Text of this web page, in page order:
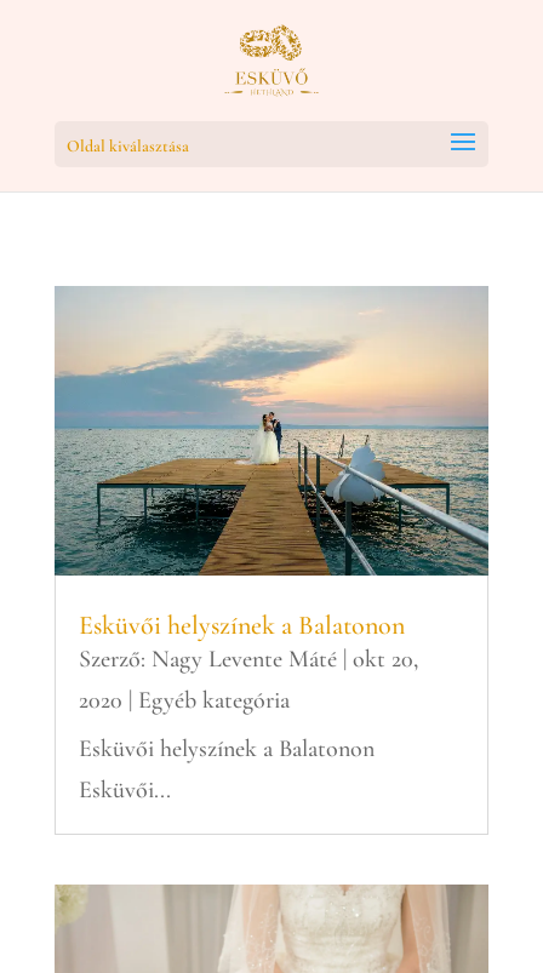
Oldal kiválasztása
Esküvői helyszínek a Balatonon
Szerző: Nagy Levente Máté| okt 20,
2020 | Egyéb kategória
Esküvői helyszínek a Balatonon
Esküvői...